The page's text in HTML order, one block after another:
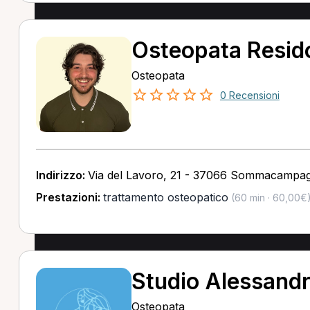
Osteopata
Osteopata
0 Recensioni
Indirizzo: Via del Lavoro, 21 - 37066
Prestazioni: trattamento osteopatico (60 min ·
Studio
Osteopata